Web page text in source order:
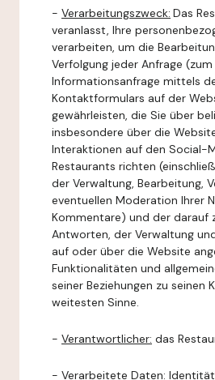
- Verarbeitungszweck: Das
veranlasst, Ihre
verarbeiten, um die
Verfolgung jeder Anfrage (zum
Informationsanfrage mittels
Kontaktformulars auf der
gewährleisten, die Sie über
insbesondere über die
Interaktionen auf den Social-
Restaurants richten
der Verwaltung, Bearbeitung,
eventuellen Moderation Ihrer
Kommentare) und der darauf
Antworten, der Verwaltung
auf oder über die Website
Funktionalitäten und
seiner Beziehungen zu seinen
weitesten Sinne.
- Verantwortlicher: das
- Verarbeitete Daten: Identität